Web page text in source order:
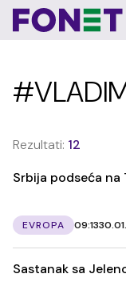
Rezultati: 12
Srbija podseća na
EVROPA 09:13
Sastanak sa